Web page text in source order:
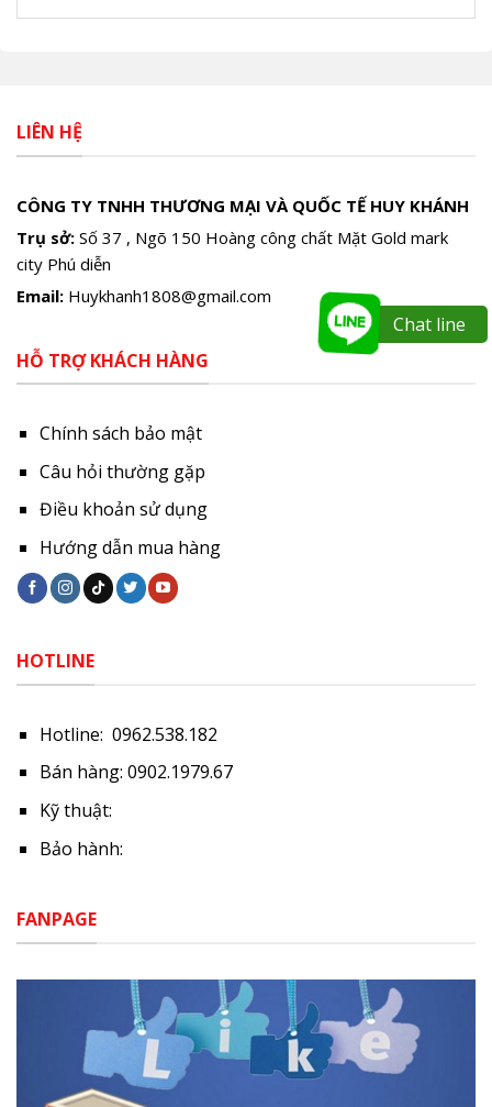
LIÊN HỆ
CÔNG TY TNHH THƯƠNG MẠI VÀ QUỐC TẾ HUY KHÁNH
Trụ sở: Số 37 , Ngõ 150 Hoàng công chất Mặt Gold mark
city Phú diễn
Email: Huykhanh1808@gmail.com
HỖ TRỢ KHÁCH HÀNG
Chính sách bảo mật
Câu hỏi thường gặp
Điều khoản sử dụng
Hướng dẫn mua hàng
HOTLINE
Hotline: 0962.538.182
Bán hàng: 0902.1979.67
Kỹ thuật:
Bảo hành:
FANPAGE
Chat line